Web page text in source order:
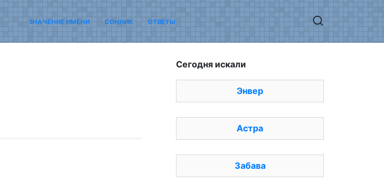
ЗНАЧЕНИЕ ИМЕНИ СОННИК ОТВЕТЫ
Сегодня искали
Энвер
Астра
Забава